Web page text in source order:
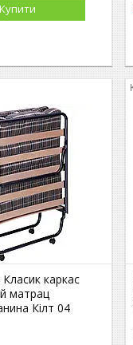
Купити
каркас
матрац
Кілт 04